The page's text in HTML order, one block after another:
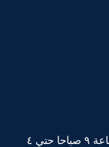
01028585355 متاح ( من الساعة ٩ صباحا حتي ٤